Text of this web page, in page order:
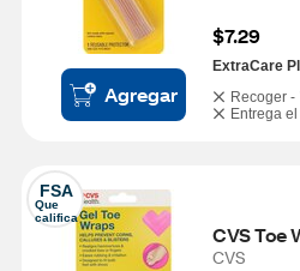
Agregar
$7.29
ExtraCare
Recoger -
Entrega
FSA
Que
califica
CVS Toe
CVS